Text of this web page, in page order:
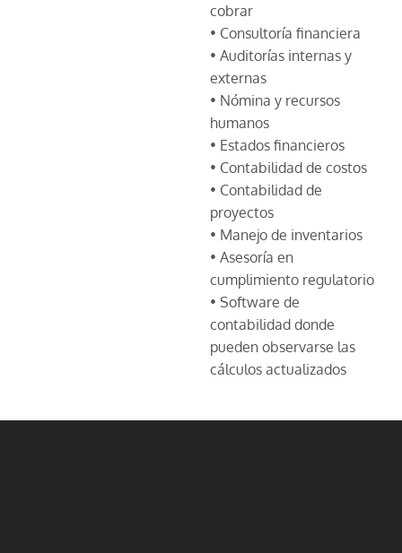
cobrar
• Consultoría financiera
• Auditorías internas y
externas
• Nómina y recursos
humanos
• Estados financieros
• Contabilidad de costos
• Contabilidad de
proyectos
• Manejo de inventarios
• Asesoría en
cumplimiento regulatorio
• Software de
contabilidad donde
pueden observarse las
cálculos actualizados